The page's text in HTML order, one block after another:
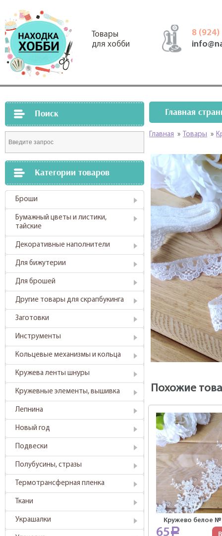
Товары
для хобби
8 (924)
Поиск
Категории товаров
Броши
Бумажный цветы и листики,
тайские
Декоративные наполнители
Для бижутерии
Для брошей
Другие товары для скрапбукинга
Заготовки
Инструменты
Кольцевые механизмы и кольца
Кружева ленты шнуры
Кружевные элементы, вышивка
Лепнина
Новый год
Подвески
Полубусины, стразы
Термотрансферная пленка
Ткани
Украшалки
Главная
Главная » Товары »
Похожие
Кружево белое
65Р